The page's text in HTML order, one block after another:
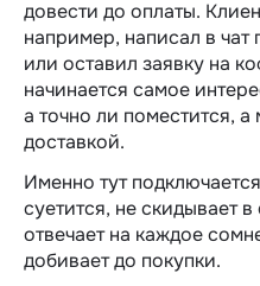
довести до оплаты.
например, написал в
или оставил заявку на
начинается самое
а точно ли поместится,
доставкой.
Именно тут
суетится, не скидывает
отвечает на каждое
добивает до покупки.